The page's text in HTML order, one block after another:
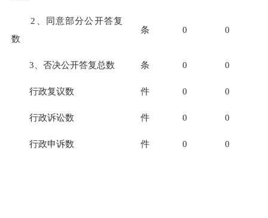
2 、同意部分公开答复
数
条 0 0
3 、否决公开答复总数 条 0 0
行政复议数 件 0 0
行政诉讼数 件 0 0
行政申诉数 件 0 0